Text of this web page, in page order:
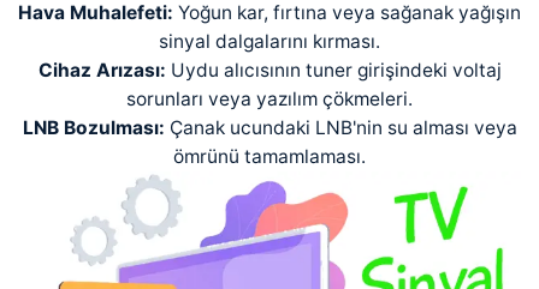
Hava Muhalefeti: Yoğun kar, fırtına veya sağanak yağışın
sinyal dalgalarını kırması.
Cihaz Arızası: Uydu alıcısının tuner girişindeki voltaj
sorunları veya yazılım çökmeleri.
LNB Bozulması: Çanak ucundaki LNB'nin su alması veya
ömrünü tamamlaması.